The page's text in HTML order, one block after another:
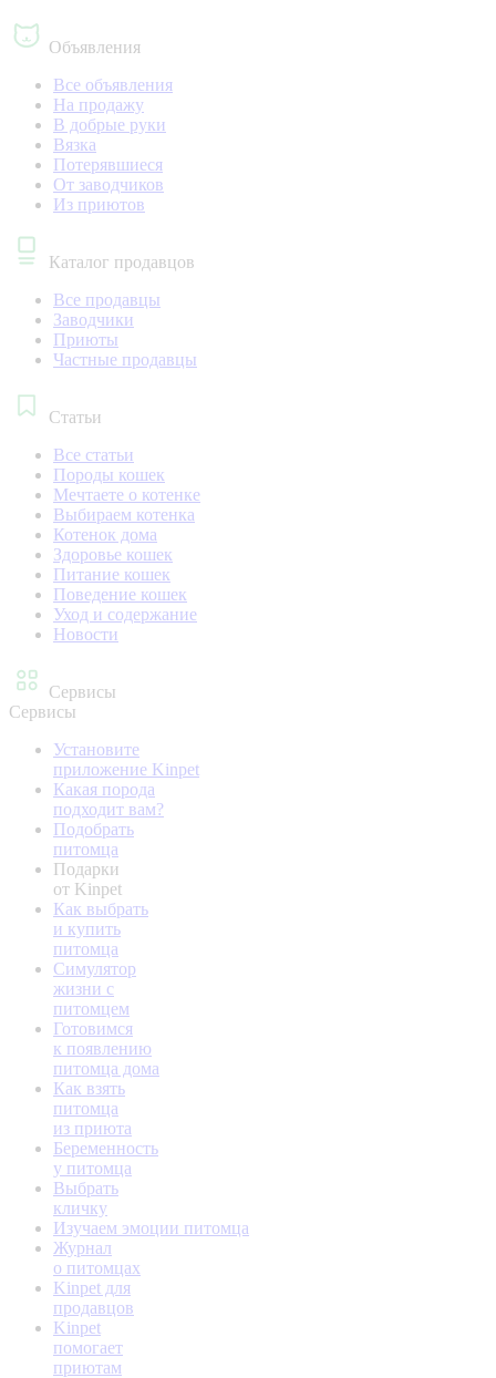
Объявления
Все объявления
На продажу
В добрые руки
Вязка
Потерявшиеся
От заводчиков
Из приютов
Каталог продавцов
Все продавцы
Заводчики
Приюты
Частные продавцы
Статьи
Все статьи
Породы кошек
Мечтаете о котенке
Выбираем котенка
Котенок дома
Здоровье кошек
Питание кошек
Поведение кошек
Уход и содержание
Новости
Сервисы
Сервисы
Установите
приложение Kinpet
Какая порода
подходит вам?
Подобрать
питомца
Подарки
от Kinpet
Как выбрать
и купить
питомца
Симулятор
жизни с
питомцем
Готовимся
к появлению
питомца дома
Как взять
питомца
из приюта
Беременность
у питомца
Выбрать
кличку
Изучаем эмоции питомца
Журнал
о питомцах
Kinpet для
продавцов
Kinpet
помогает
приютам